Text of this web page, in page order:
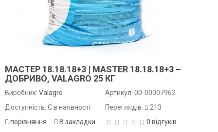
МАСТЕР 18.18.18+3 | MASTER 18.18.18+3 –
ДОБРИВО, VALAGRO 25 КГ
Виробник: Valagro
Доступність: Є в наявності
порівняння
В закладки
Артикул: 00-00007962
Переглядів:
213
0 відгуків